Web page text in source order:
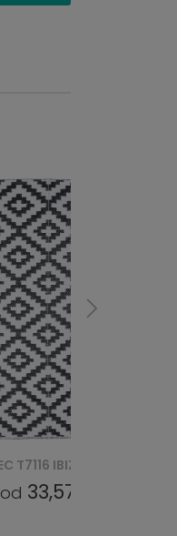
od40,71 €